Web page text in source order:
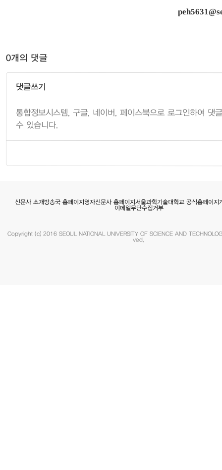
0개의 댓글
댓글쓰기
신문사 소개방송국 홈페이지영자신문사 홈페이지서울과학기술대학교 공식홈페이지
이메일무단수집거부
Copyright (c) 2016 SEOUL NATIONAL UNIVERSITY OF SCIENCE AND
ved.